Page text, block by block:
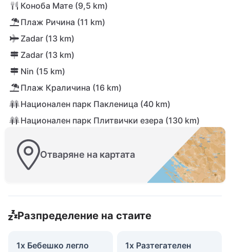
Коноба Мате (9,5 km)
Плаж Ричина (11 km)
Zadar (13 km)
Zadar (13 km)
Nin (15 km)
Плаж Краличина (16 km)
Национален парк Пакленица (40 km)
Национален парк Плитвички езера (130 km)
Отваряне на картата
Разпределение на стаите
1x Бебешко легло 1x Разтегателен